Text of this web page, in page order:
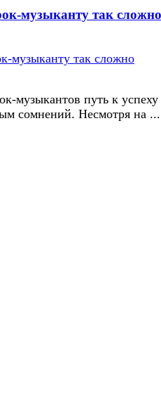
музыканту так сложно
музыкантов путь к успеху
сомнений. Несмотря на ...